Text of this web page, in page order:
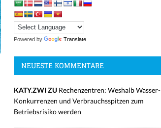
Powered by Translate
NEUESTE KOMMENTARE
KATY.ZWI ZU Rechenzentren: Weshalb Wasser-
Konkurrenzen und Verbrauchsspitzen zum
Betriebsrisiko werden